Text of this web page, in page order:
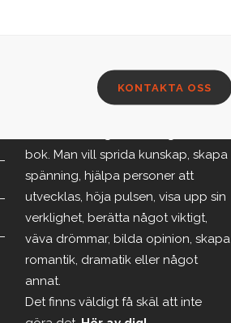
KONTAKTA OSS
bok. Man vill sprida kunskap, skapa
spänning, hjälpa personer att
utvecklas, höja pulsen, visa upp sin
verklighet, berätta något viktigt,
väva drömmar, bilda opinion, skapa
romantik, dramatik eller något
annat.
Det finns väldigt få skäl att inte